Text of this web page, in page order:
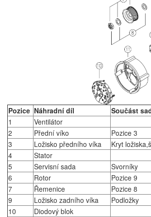
Pozice Náhradní díl
Součást
1
Ventilátor
2
Přední víko
Pozice 3
3
Ložisko předního víka
Kryt
4
Stator
5
Servisní sada
Svorníky
6
Rotor
Pozice 9
7
Řemenice
Pozice 8
9
Ložisko zadního víka
Podložky
10
Diodový blok